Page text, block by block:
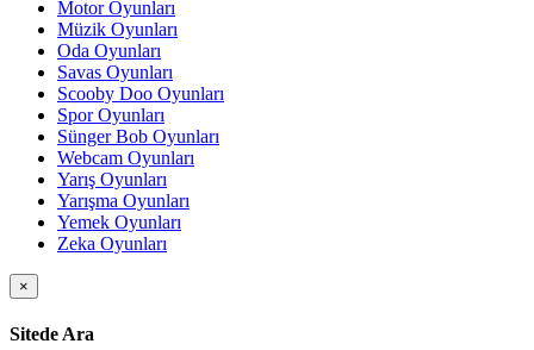
Motor Oyunları
Müzik Oyunları
Oda Oyunları
Savas Oyunları
Scooby Doo Oyunları
Spor Oyunları
Sünger Bob Oyunları
Webcam Oyunları
Yarış Oyunları
Yarışma Oyunları
Yemek Oyunları
Zeka Oyunları
×
Sitede Ara